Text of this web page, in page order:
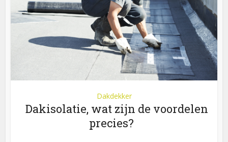
Dakdekker
Dakisolatie, wat zijn de voordelen
precies?